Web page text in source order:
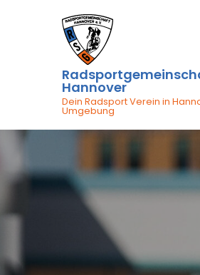
Hannover
Dein Radsport Verein in
Umgebung